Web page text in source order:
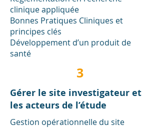
clinique appliquée
Bonnes Pratiques Cliniques et
principes clés
Développement d’un produit de
santé
3
Gérer le site investigateur et
les acteurs de l’étude
Gestion opérationnelle du site